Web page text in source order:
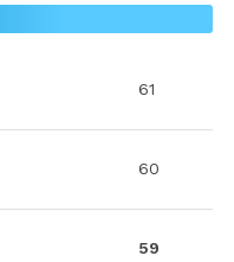
61
60
59